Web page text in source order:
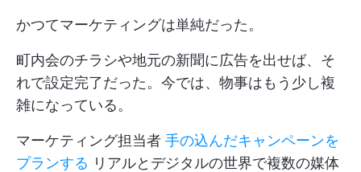
かつてマーケティングは単純だった。
町内会のチラシや地元の新聞に広告を出せば、そ
れで設定完了だった。今では、物事はもう少し複
雑になっている。
マーケティング担当者 手の込んだキャンペーンを
プランする リアルとデジタルの世界で複数の媒体